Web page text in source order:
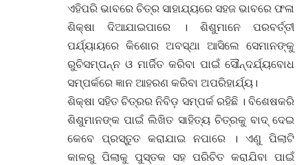
ଏହିପରି ଭାବରେ ଚିତ୍ର ସାହାଯ୍ୟରେ ସହଜ ଭାବରେ ଫଳା
ଶିକ୍ଷା ଦିଆଯାଇପାରେ । ଶିଶୁମାନେ ପରବର୍ତ୍ତୀ
ପର୍ଯ୍ୟାୟରେ କିଶୋର ଅବସ୍ଥା ଆସିଲେ ସେମାନଙ୍କୁ
ରୁଚିସମ୍ପନ୍ନ ଓ ମାର୍ଜିତ କରିବା ପାଇଁ ସୌନ୍ଦର୍ଯ୍ୟବୋଧ
ସମ୍ପର୍କରେ ଜ୍ଞାନ ଆହରଣ କରିବା ଅପରିହାର୍ଯ୍ୟ।
ଶିକ୍ଷା ସହିତ ଚିତ୍ରର ନିବିଡ଼ ସମ୍ପର୍କ ରହିଛି । ବିଶେଷକରି
ଶିଶୁମାନଙ୍କ ପାଇଁ ଲିଖିତ ସାହିତ୍ୟ ଚିତ୍ରକୁ ବାଦ୍ ଦେଇ
କେବେ ପ୍ରସ୍ତୁତ କରାଯାଇ ନପାରେ । ଏଣୁ ପିଲାଟି
କାଳରୁ ପିଲାକୁ ପୁସ୍ତକ ସହ ପରିଚିତ କରାଯିବା ପାଇଁ